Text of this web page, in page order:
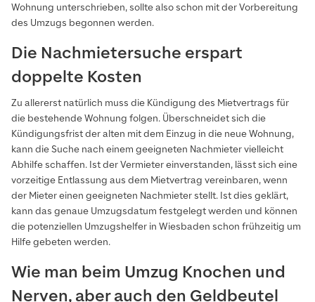
Wohnung unterschrieben, sollte also schon mit der Vorbereitung
des Umzugs begonnen werden.
Die Nachmietersuche erspart
doppelte Kosten
Zu allererst natürlich muss die Kündigung des Mietvertrags für
die bestehende Wohnung folgen. Überschneidet sich die
Kündigungsfrist der alten mit dem Einzug in die neue Wohnung,
kann die Suche nach einem geeigneten Nachmieter vielleicht
Abhilfe schaffen. Ist der Vermieter einverstanden, lässt sich eine
vorzeitige Entlassung aus dem Mietvertrag vereinbaren, wenn
der Mieter einen geeigneten Nachmieter stellt. Ist dies geklärt,
kann das genaue Umzugsdatum festgelegt werden und können
die potenziellen Umzugshelfer in Wiesbaden schon frühzeitig um
Hilfe gebeten werden.
Wie man beim Umzug Knochen und
Nerven, aber auch den Geldbeutel